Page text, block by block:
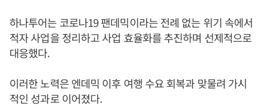
하나투어는 코로나19 팬데믹이라는 전례 없는 위기 속에서
적자 사업을 정리하고 사업 효율화를 추진하며 선제적으로
대응했다.
이러한 노력은 엔데믹 이후 여행 수요 회복과 맞물려 가시
적인 성과로 이어졌다.